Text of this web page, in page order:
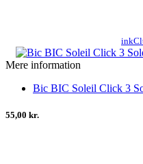
Mere information
Bic BIC Soleil Click 3
55,00 kr.